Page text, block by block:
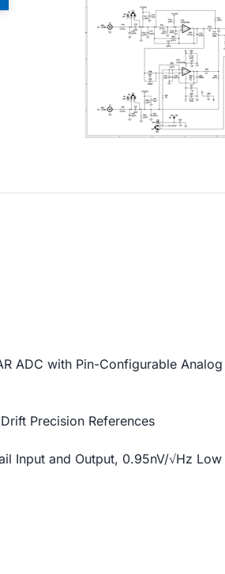
ADC with Pin-Configurable
Precision References
Input and Output, 0.95nV/√Hz